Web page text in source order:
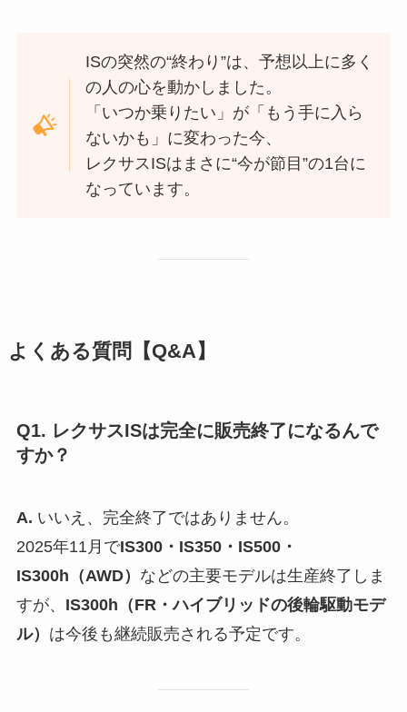
ISの突然の“終わり”は、予想以上に多く
の人の心を動かしました。
「いつか乗りたい」が「もう手に入ら
ないかも」に変わった今、
レクサスISはまさに“今が節目”の1台に
なっています。
よくある質問【Q&A】
Q1. レクサスISは完全に販売終了になるんで
すか？
A. いいえ、完全終了ではありません。
2025年11月でIS300・IS350・IS500・
IS300h（AWD） などの主要モデルは生産終了しま
すが、 IS300h（FR・ハイブリッドの後輪駆動モデ
ル） は今後も継続販売される予定です。